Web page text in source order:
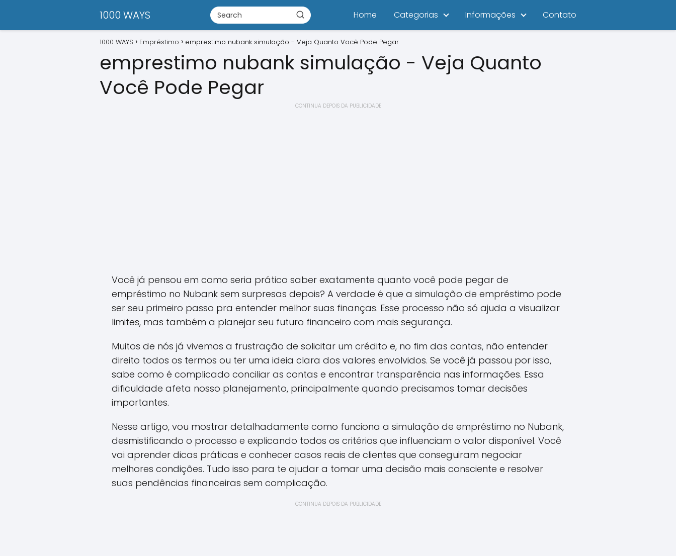
1000 WAYS Home Categorias Informações Contato
1000 WAYS Empréstimo emprestimo nubank simulação - Veja Quanto Você Pode Pegar
emprestimo nubank simulação - Veja Quanto
Você Pode Pegar
CONTINUA DEPOIS DA PUBLICIDADE
Você já pensou em como seria prático saber exatamente quanto você pode pegar de
empréstimo no Nubank sem surpresas depois? A verdade é que a simulação de empréstimo pode
ser seu primeiro passo pra entender melhor suas finanças. Esse processo não só ajuda a visualizar
limites, mas também a planejar seu futuro financeiro com mais segurança.
Muitos de nós já vivemos a frustração de solicitar um crédito e, no fim das contas, não entender
direito todos os termos ou ter uma ideia clara dos valores envolvidos. Se você já passou por isso,
sabe como é complicado conciliar as contas e encontrar transparência nas informações. Essa
dificuldade afeta nosso planejamento, principalmente quando precisamos tomar decisões
importantes.
Nesse artigo, vou mostrar detalhadamente como funciona a simulação de empréstimo no Nubank,
desmistificando o processo e explicando todos os critérios que influenciam o valor disponível. Você
vai aprender dicas práticas e conhecer casos reais de clientes que conseguiram negociar
melhores condições. Tudo isso para te ajudar a tomar uma decisão mais consciente e resolver
suas pendências financeiras sem complicação.
CONTINUA DEPOIS DA PUBLICIDADE